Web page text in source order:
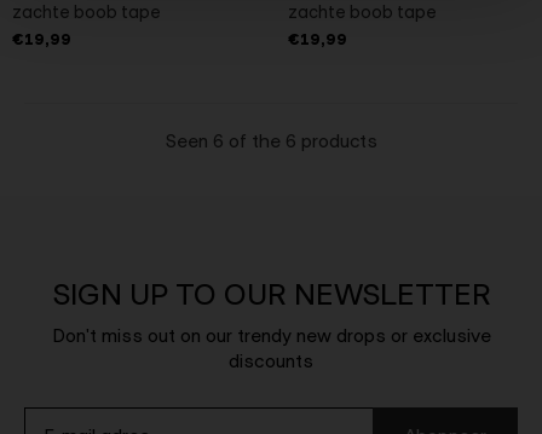
zachte boob tape
€19,99
zachte boob tape
€19,99
Seen 6 of the 6 products
SIGN UP TO OUR NEWSLETTER
Don't miss out on our trendy new drops or exclusive
discounts